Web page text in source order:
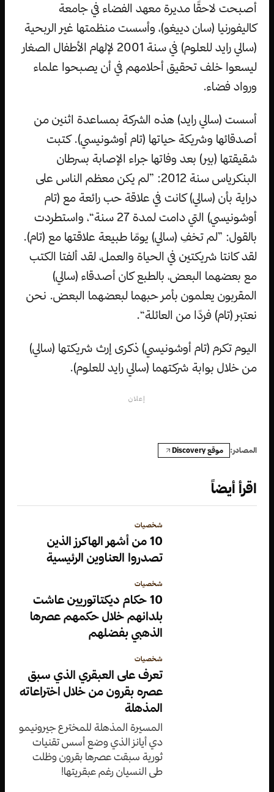
أصبحت لاحقًا مديرة معهد الفضاء في جامعة
كاليفورنيا (سان دييغو)، وأسست منظمتها غير الربحية
(سالي رايد للعلوم) في سنة 2001 لإلهام الأطفال الصغار
ليسعوا خلف تحقيق أحلامهم في أن يصبحوا علماء
ورواد فضاء.
أسست (سالي رايد) هذه الشركة بمساعدة اثنين من
أصدقائها وشريكة حياتها (تام أوشونيسي). كتبت
شقيقتها (بير) بعد وفاتها جراء الإصابة بسرطان
البنكرياس سنة 2012: ”لم يكن معظم الناس على
دراية بأن (سالي) كانت في علاقة حب رائعة مع (تام
أوشونيسي) التي دامت لمدة 27 سنة“، واستطردت
بالقول: ”لم تخفِ (سالي) يومًا طبيعة علاقتها مع (تام).
لقد كانتا شريكتين في الحياة والعمل، لقد ألفتا الكتب
مع بعضهما البعض، بالطبع كان أصدقاء (سالي)
المقربون يعلمون بأمر حبهما لبعضهما البعض. نحن
نعتبر (تام) فردًا من العائلة“.
اليوم تكرم (تام أوشونيسي) ذكرى إرث شريكتها (سالي)
من خلال بوابة شركتهما (سالي رايد للعلوم).
إعلان
المصادر: موقع Discovery
اقرأ أيضاً
شخصيات
10 من أشهر الهاكرز الذين
تصدروا العناوين الرئيسية
شخصيات
10 حكام ديكتاتوريين عاشت
بلدانهم خلال حكمهم عصرها
الذهبي بفضلهم
شخصيات
تعرف على العبقري الذي سبق
عصره بقرون من خلال اختراعاته
المذهلة
المسيرة المذهلة للمخترع جيرونيمو
دي أيانز الذي وضع أسس تقنيات
ثورية سبقت عصرها بقرون وظلت
طي النسيان رغم عبقريتها!